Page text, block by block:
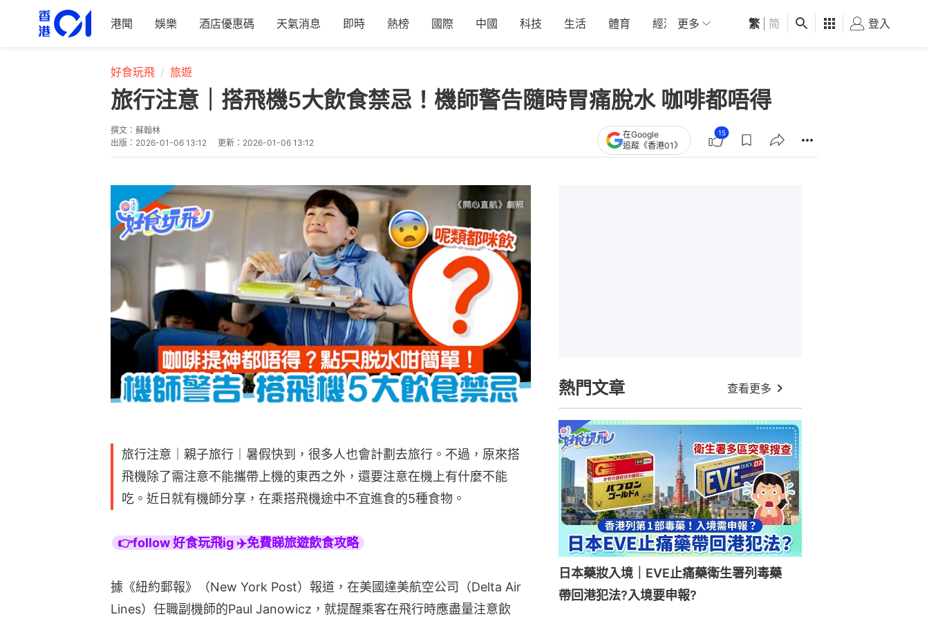
港聞 娛樂 酒店優惠碼 天氣消息 即時 熱榜 國際 中國 科技 生活 體育 經濟 01深圳 觀點 健康 好食玩飛
更多 繁 简 登入
好食玩飛 旅遊
旅行注意｜搭飛機5大飲食禁忌！機師警告隨時胃痛脫水 咖啡都唔得
撰文： 蘇翰林
出版： 2026-01-06 13:12 更新： 2026-01-06 13:12
在Google
追蹤《香港01》
15
旅行注意｜親子旅行｜暑假快到，很多人也會計劃去旅行。不過，原來搭
飛機除了需注意不能攜帶上機的東西之外，還要注意在機上有什麼不能
吃。近日就有機師分享，在乘搭飛機途中不宜進食的5種食物。
👉follow 好食玩飛ig ✈️免費睇旅遊飲食攻略
據《紐約郵報》（New York Post）報道，在美國達美航空公司（Delta Air
Lines）任職副機師的Paul Janowicz，就提醒乘客在飛行時應盡量注意飲
熱門文章 查看更多
日本藥妝入境｜EVE止痛藥衛生署列毒藥
帶回港犯法?入境要申報?